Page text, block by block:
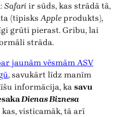
Safari ir sūds, kas strādā tā,
(tipisksAppleprodukts),
grūti pierast. Gribu, lai
strāda.
jaunām vēsmām ASV
, savukārt līdz manīm
informācija, ka savu
Dienas Biznesa
kas, visticamāk, tā arī